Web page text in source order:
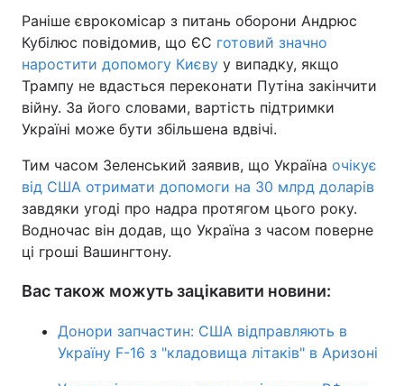
Тема оформлення
Раніше єврокомісар з питань оборони Андрюс
Кубілюс повідомив, що ЄС готовий значно
наростити допомогу Києву у випадку, якщо
Трампу не вдасться переконати Путіна закінчити
війну. За його словами, вартість підтримки
Україні може бути збільшена вдвічі.
Тим часом Зеленський заявив, що Україна очікує
від США отримати допомоги на 30 млрд доларів
завдяки угоді про надра протягом цього року.
Водночас він додав, що Україна з часом поверне
ці гроші Вашингтону.
Вас також можуть зацікавити новини:
Донори запчастин: США відправляють в
Україну F-16 з "кладовища літаків" в Аризоні